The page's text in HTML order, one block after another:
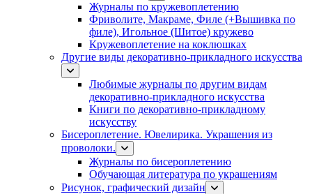
Журналы по кружевоплетению
Фриволите, Макраме, Филе (+Вышивка по
филе), Игольное (Шитое) кружево
Кружевоплетение на коклюшках
Другие виды декоративно-прикладного искусства
Любимые журналы по другим видам
декоративно-прикладного искусства
Книги по декоративно-прикладному
искусству
Бисероплетение. Ювелирика. Украшения из
проволоки.
Журналы по бисероплетению
Обучающая литература по украшениям
Рисунок, графический дизайн